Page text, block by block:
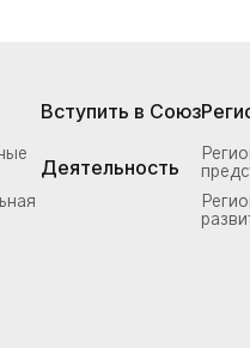
Вступить в Союз
Деятельность